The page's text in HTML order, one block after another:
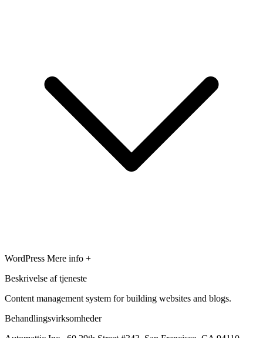
WordPress Mere info +
Beskrivelse af tjeneste
Content management system for building websites and blogs.
Behandlingsvirksomheder